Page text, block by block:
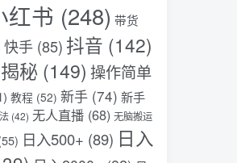
红书 (248) 带货
快手 (85) 抖音 (142)
揭秘 (149) 操作简单
教程 (52) 新手 (74) 新手
(42) 无人直播 (68) 无脑搬运
日入500+ (89) 日入